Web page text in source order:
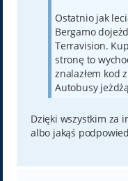
Ostatnio jak
Bergamo
Terravision.
stronę to
znalazłem kod
Autobusy
Dzięki wszystkim za
albo jakąś